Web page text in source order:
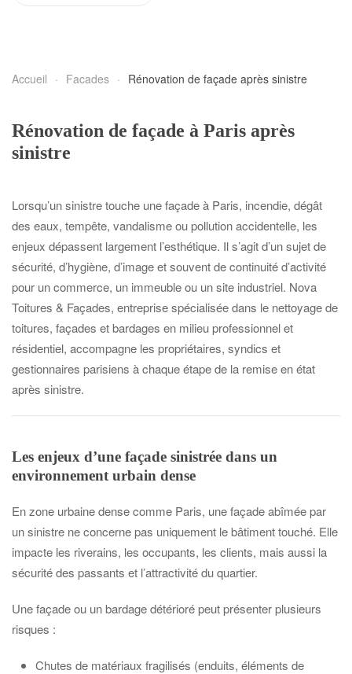
Accueil Facades Rénovation de façade après sinistre
Rénovation de façade à Paris après
sinistre
Lorsqu’un sinistre touche une façade à Paris, incendie, dégât
des eaux, tempête, vandalisme ou pollution accidentelle, les
enjeux dépassent largement l’esthétique. Il s’agit d’un sujet de
sécurité, d’hygiène, d’image et souvent de continuité d’activité
pour un commerce, un immeuble ou un site industriel. Nova
Toitures & Façades, entreprise spécialisée dans le nettoyage de
toitures, façades et bardages en milieu professionnel et
résidentiel, accompagne les propriétaires, syndics et
gestionnaires parisiens à chaque étape de la remise en état
après sinistre.
Les enjeux d’une façade sinistrée dans un
environnement urbain dense
En zone urbaine dense comme Paris, une façade abîmée par
un sinistre ne concerne pas uniquement le bâtiment touché. Elle
impacte les riverains, les occupants, les clients, mais aussi la
sécurité des passants et l’attractivité du quartier.
Une façade ou un bardage détérioré peut présenter plusieurs
risques :
Chutes de matériaux fragilisés (enduits, éléments de